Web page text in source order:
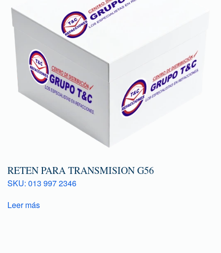
RETEN PARA TRANSMISION G56
SKU: 013 997 2346
Leer más